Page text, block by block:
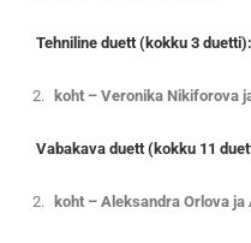
Tehniline duett (kokku 3 duetti):
koht – Veronika Nikiforova
Vabakava duett (kokku 11
koht – Aleksandra Orlova ja